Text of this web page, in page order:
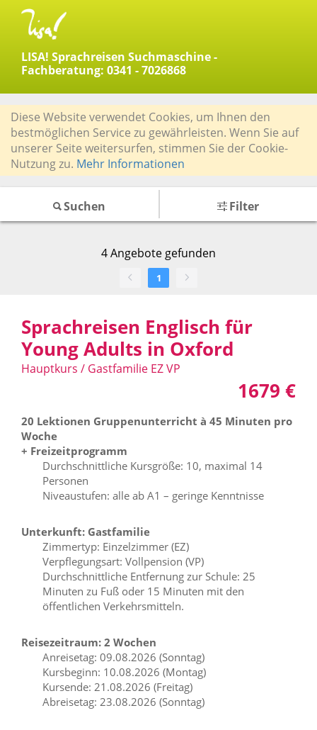
LISA! Sprachreisen Suchmaschine -
Fachberatung: 0341 - 7026868
Diese Website verwendet Cookies, um Ihnen den
bestmöglichen Service zu gewährleisten. Wenn Sie auf
unserer Seite weitersurfen, stimmen Sie der Cookie-
Nutzung zu. Mehr Informationen
Suchen Filter
4Angebote gefunden
1
Sprachreisen Englisch für
Young Adults in Oxford
Hauptkurs / Gastfamilie EZ VP
1679 €
20 Lektionen Gruppenunterricht à 45 Minuten pro
Woche
+ Freizeitprogramm
Durchschnittliche Kursgröße: 10, maximal 14
Personen
Niveaustufen: alle ab A1 – geringe Kenntnisse
Unterkunft: Gastfamilie
Zimmertyp: Einzelzimmer (EZ)
Verpflegungsart: Vollpension (VP)
Durchschnittliche Entfernung zur Schule: 25
Minuten zu Fuß oder 15 Minuten mit den
öffentlichen Verkehrsmitteln.
Reisezeitraum: 2 Wochen
Anreisetag: 09.08.2026 (Sonntag)
Kursbeginn: 10.08.2026 (Montag)
Kursende: 21.08.2026 (Freitag)
Abreisetag: 23.08.2026 (Sonntag)